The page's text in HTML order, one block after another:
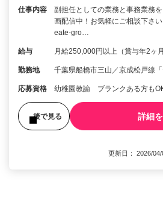
仕事内容
副担任としての業務と事務業務
画配信中！お気軽にご相談下さ
eate-gro…
給与 月給250,000円以上（賞与年2ヶ月
勤務地 千葉県船橋市三山／京成松戸線
応募資格 幼稚園教諭 ブランクある方も
後で見る 詳細
更新日： 2026/